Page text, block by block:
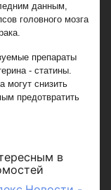
данным,
головного мозга
препараты
- статины.
могут снизить
предотвратить
в